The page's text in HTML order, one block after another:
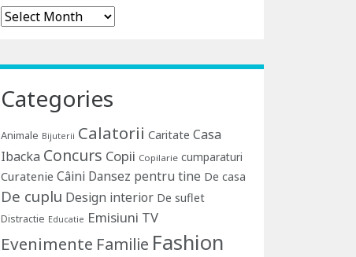
Archives
Categories
Animale Bijuterii Calatorii Caritate Casa
Ibacka Concurs Copii Copilarie cumparaturi
Curatenie Câini Dansez pentru tine De casa
De cuplu Design interior De suflet
Distractie Educatie Emisiuni TV
Evenimente Familie Fashion